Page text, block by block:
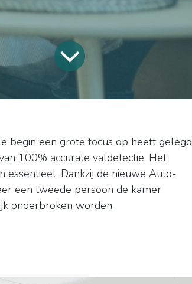
begin een grote focus op heeft gelegd
100% accurate valdetectie. Het
essentieel. Dankzij de nieuwe Auto-
een tweede persoon de kamer
onderbroken worden.